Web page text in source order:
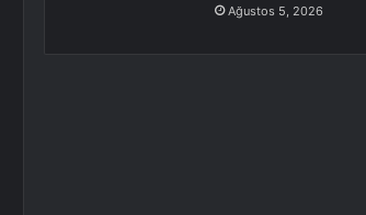
Ağustos 5, 2026